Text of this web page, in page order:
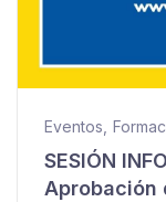
Eventos
SESIÓN
Aprobación